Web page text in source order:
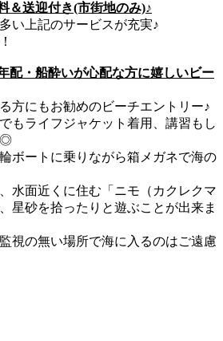
＆送迎付き(市街地のみ)♪
い上記のサービスが充実♪
配・船酔いが心配な方に嬉しいビー
方にもお勧めのビーチエントリー♪
もライフジャケット着用、講習もし
◎
ボートに乗りながら箱メガネで海の
水面近くに住む「ニモ（カクレクマ
星砂を拾ったりと遊ぶことが出来ま
視の無い場所で海に入るのはご遠慮